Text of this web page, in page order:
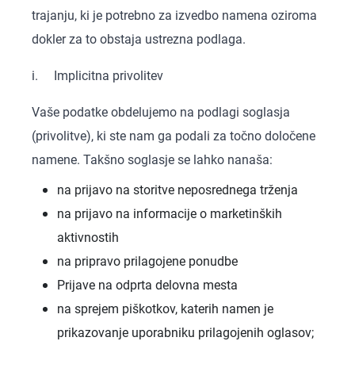
trajanju, ki je potrebno za izvedbo namena oziroma
dokler za to obstaja ustrezna podlaga.
i. Implicitna privolitev
Vaše podatke obdelujemo na podlagi soglasja
(privolitve), ki ste nam ga podali za točno določene
namene. Takšno soglasje se lahko nanaša:
na prijavo na storitve neposrednega trženja
na prijavo na informacije o marketinških
aktivnostih
na pripravo prilagojene ponudbe
Prijave na odprta delovna mesta
na sprejem piškotkov, katerih namen je
prikazovanje uporabniku prilagojenih oglasov;